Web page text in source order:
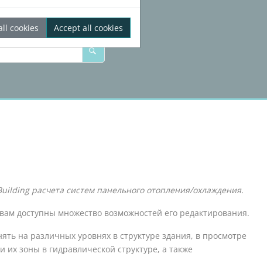
расчета систем панельного отопления/охлаждения.
доступны множество возможностей его редактирования.
на различных уровнях в структуре здания, в просмотре
зоны в гидравлической структуре, а также
cookies Accept all cookies